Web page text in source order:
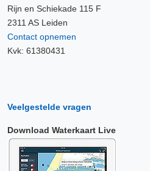
Rijn en Schiekade 115 F
2311 AS Leiden
Contact opnemen
Kvk: 61380431
Veelgestelde vragen
Download Waterkaart Live